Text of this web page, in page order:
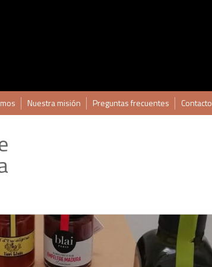
Nuestra misión Preguntas frecuentes Contacto